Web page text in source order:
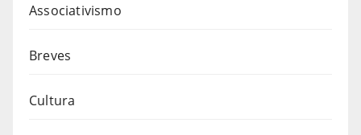
Associativismo
Breves
Cultura